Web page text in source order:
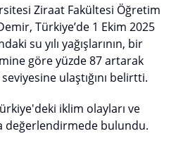
Ziraat Fakültesi Öğretim
Türkiye’de 1 Ekim 2025
su yılı yağışlarının, bir
göre yüzde 87 artarak
ulaştığını belirtti.
iklim olayları ve
değerlendirmede bulundu.